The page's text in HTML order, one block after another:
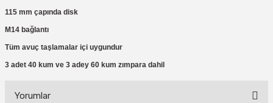
115 mm çapında disk
M14 bağlantı
Tüm avuç taşlamalar içi uygundur
3 adet 40 kum ve 3 adey 60 kum zımpara dahil
Yorumlar